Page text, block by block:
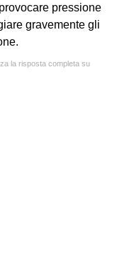
pressione
gravemente gli
la risposta completa su